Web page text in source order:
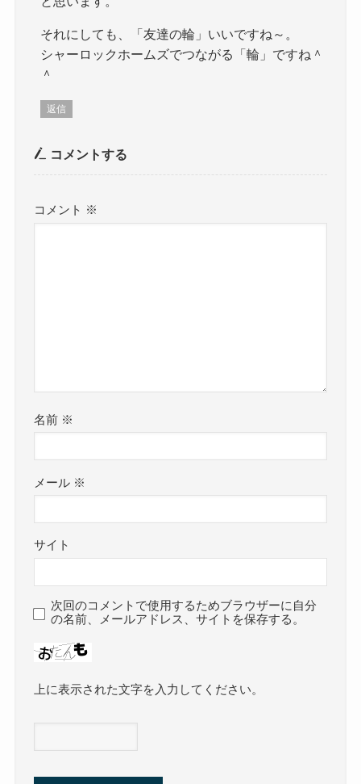
それにしても、「友達の輪」いいですね～。
シャーロックホームズでつながる「輪」ですね＾
＾
返信
コメントする
コメント ※
名前 ※
メール ※
サイト
次回のコメントで使用するためブラウザーに自分
の名前、メールアドレス、サイトを保存する。
上に表示された文字を入力してください。